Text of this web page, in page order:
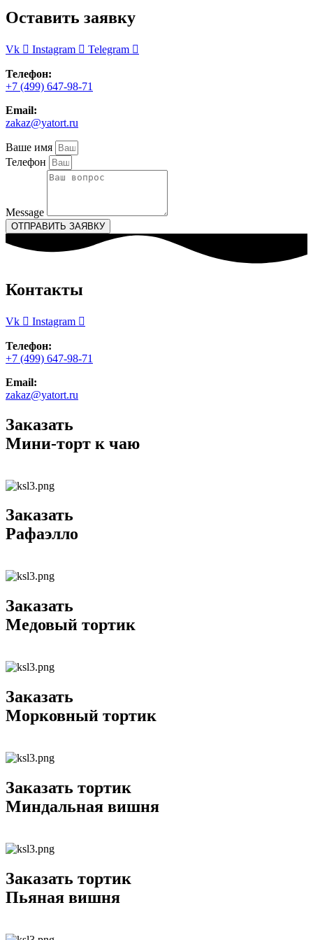
Оставить заявку
Vk Instagram Telegram
Телефон:
+7 (499) 647-98-71
Email:
zakaz@yatort.ru
Ваше имя
Телефон
Message
ОТПРАВИТЬ ЗАЯВКУ
Контакты
Vk Instagram
Телефон:
+7 (499) 647-98-71
Email:
zakaz@yatort.ru
Заказать
Мини-торт к чаю
Заказать
Рафаэлло
Заказать
Медовый тортик
Заказать
Морковный тортик
Заказать тортик
Миндальная вишня
Заказать тортик
Пьяная вишня